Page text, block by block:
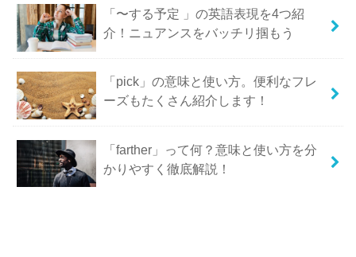
「〜する予定 」の英語表現を4つ紹
介！ニュアンスをバッチリ掴もう
「pick」の意味と使い方。便利なフレ
ーズもたくさん紹介します！
「farther」って何？意味と使い方を分
かりやすく徹底解説！